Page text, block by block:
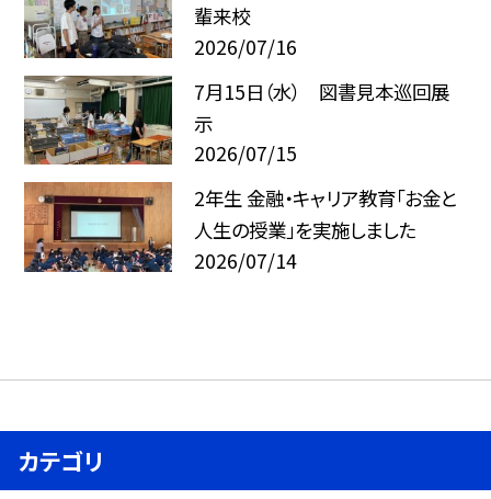
輩来校
2026/07/16
7月15日（水） 図書見本巡回展
示
2026/07/15
2年生 金融・キャリア教育「お金と
人生の授業」を実施しました
2026/07/14
カテゴリ